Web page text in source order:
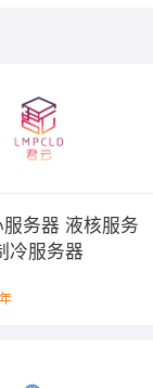
务器 液核服务
冷服务器